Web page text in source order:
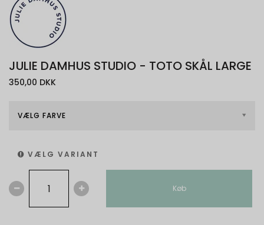
JULIE DAMHUS STUDIO - TOTO SKÅL LARGE
350,00 DKK
VÆLG FARVE
VÆLG VARIANT
Køb